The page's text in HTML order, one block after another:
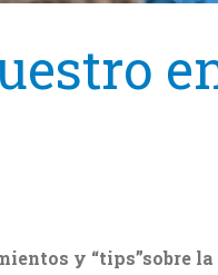
y “tips”sobre